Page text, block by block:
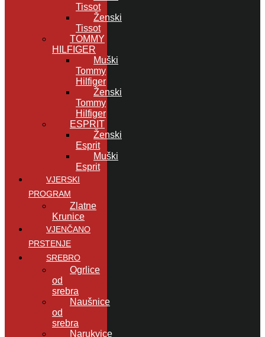
Tissot
Ženski
Tissot
TOMMY
HILFIGER
Muški
Tommy
Hilfiger
Ženski
Tommy
Hilfiger
ESPRIT
Ženski
Esprit
Muški
Esprit
VJERSKI
PROGRAM
Zlatne
Krunice
VJENČANO
PRSTENJE
SREBRO
Ogrlice
od
srebra
Naušnice
od
srebra
Narukvice